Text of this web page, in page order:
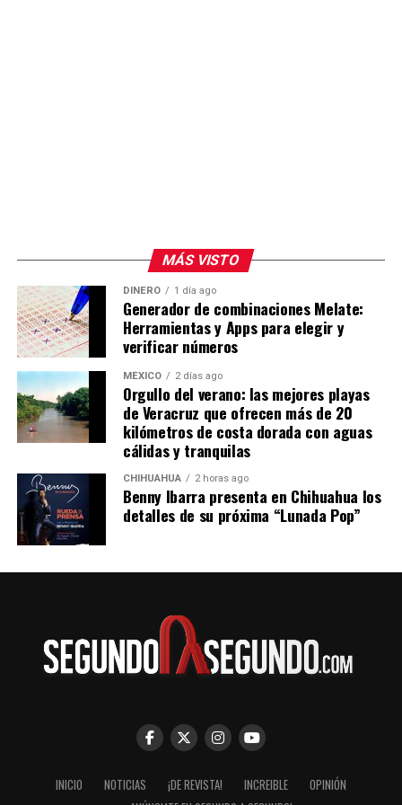
MÁS VISTO
DINERO 1 día ago
Generador de combinaciones Melate:
Herramientas y Apps para elegir y
verificar números
MÉXICO 2 días ago
Orgullo del verano: las mejores playas
de Veracruz que ofrecen más de 20
kilómetros de costa dorada con aguas
cálidas y tranquilas
CHIHUAHUA 2 horas ago
Benny Ibarra presenta en Chihuahua los
detalles de su próxima “Lunada Pop”
INICIO NOTICIAS ¡DE REVISTA! INCREIBLE
OPINIÓN